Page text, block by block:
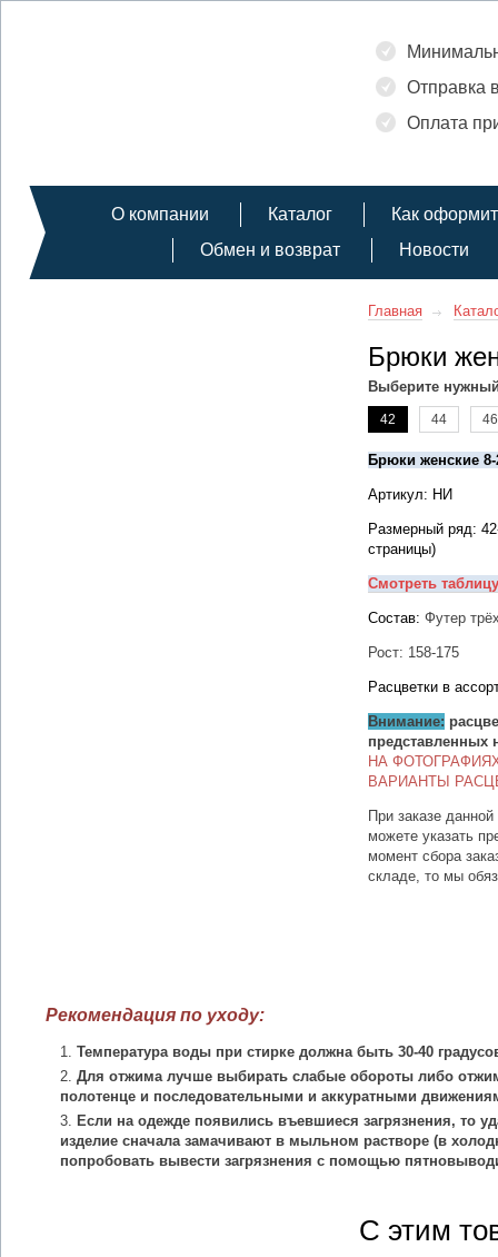
Отправка
Оплата
О компании Каталог
Как
Обмен и возврат
Новости
Главная
Брюки
Выберите
42 44 46
Брюки женские
Артикул: НИ
Размерный ряд:
страницы)
Смотреть
Состав: Футер
Рост: 158-175
Расцветки в
Внимание:
представленных
НА
ВАРИАНТЫ
При заказе
можете указать
момент сбора
складе, то мы
Рекомендация по уходу:
Температура воды при стирке должна быть 30-40
Для отжима лучше выбирать слабые обороты либо
полотенце и последовательными и аккуратными
Если на одежде появились въевшиеся загрязнения, то
изделие сначала замачивают в мыльном растворе (в
попробовать вывести загрязнения с помощью
С этим